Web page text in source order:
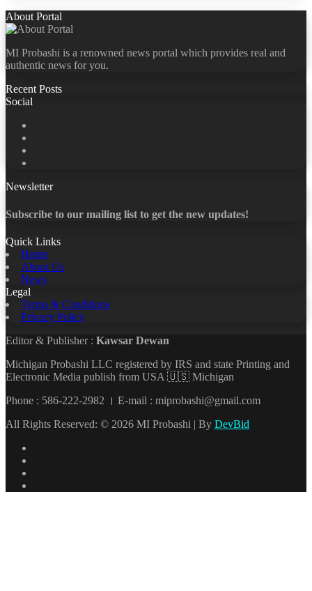
About Portal
MI Probashi is a renowned news portal which provides real and
authentic news for you.
Recent Posts
Social
Newsletter
Subscribe to our mailing list to get the new updates!
Quick Links
Home
About Us
News
Legal
Terms & Conditions
Privacy Policy
Editor & Publisher : Kawsar Dewan
Michigan Probashi LLC registered by IRS and state Printing and
Electronic Media publish from USA 🇺🇸 Michigan
Phone : 586-222-2982 । E-mail : miprobashi@gmail.com
All Rights Reserved: © 2026 MI Probashi | By DevBid